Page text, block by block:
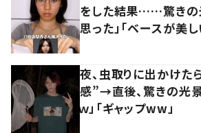
をした結果……驚きの
思った」「ベースが美し
夜、虫取りに出かけた
感”→直後、驚きの光
ｗ」「ギャップww」